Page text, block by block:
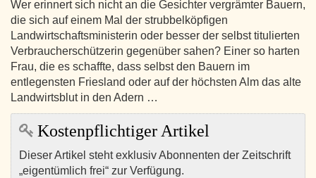
Wer erinnert sich nicht an die Gesichter vergrämter Bauern,
die sich auf einem Mal der strubbelköpfigen
Landwirtschaftsministerin oder besser der selbst titulierten
Verbraucherschützerin gegenüber sahen? Einer so harten
Frau, die es schaffte, dass selbst den Bauern im
entlegensten Friesland oder auf der höchsten Alm das alte
Landwirtsblut in den Adern …
Kostenpflichtiger Artikel
Dieser Artikel steht exklusiv Abonnenten der Zeitschrift
„eigentümlich frei“ zur Verfügung.